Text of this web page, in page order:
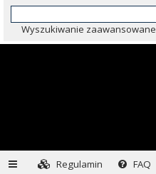
Wyszukiwanie zaawansowane
Regulamin
FAQ